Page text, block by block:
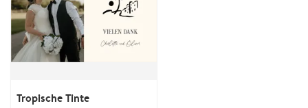
Tropische Tinte